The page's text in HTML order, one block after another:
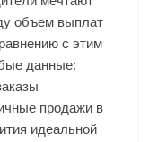
объем выплат
с этим
данные:
продажи в
идеальной